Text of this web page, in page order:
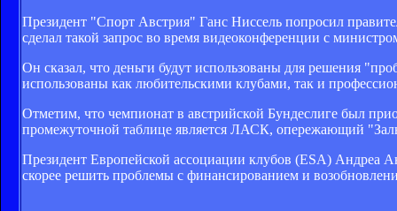
Президент "Спорт Австрия" Ганс Ниссель попросил
сделал такой запрос во время видеоконференции с
Он сказал, что деньги будут использованы для решения
использованы как любительскими клубами, так и
Отметим, что чемпионат в австрийской Бундеслиге был
промежуточной таблице является ЛАСК, опережающий
Президент Европейской ассоциации клубов (ESA) Андреа
скорее решить проблемы с финансированием и